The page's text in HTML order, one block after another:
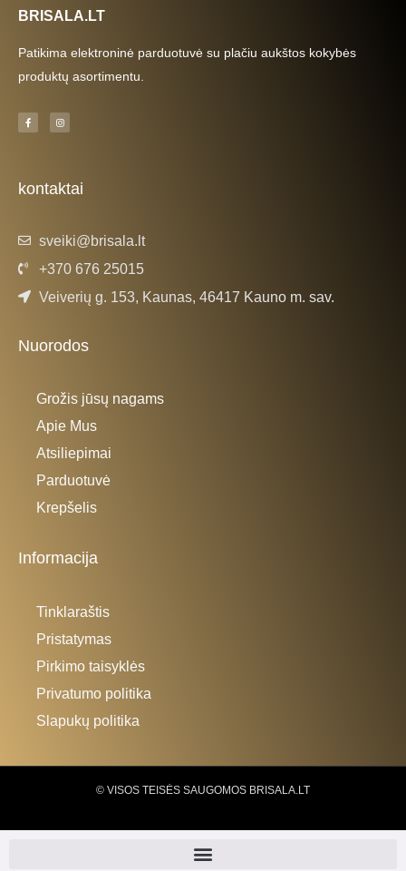
BRISALA.LT
Patikima elektroninė parduotuvė su plačiu aukštos kokybės
produktų asortimentu.
F
a
c
-
f
I
n
s
m
kontaktai
sveiki@brisala.lt
+370 676 25015
Veiverių g. 153, Kaunas, 46417 Kauno m. sav.
Nuorodos
Grožis jūsų nagams
Apie Mus
Atsiliepimai
Parduotuvė
Krepšelis
Informacija
Tinklaraštis
Pristatymas
Pirkimo taisyklės
Privatumo politika
Slapukų politika
© VISOS TEISĖS SAUGOMOS BRISALA.LT